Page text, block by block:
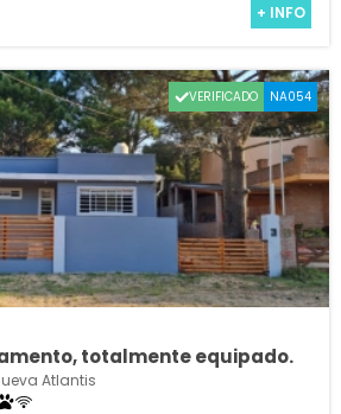
+ INFO
VERIFICADO NA054
totalmente equipado.
Atlantis